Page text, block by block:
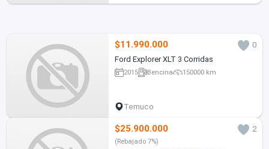
$11.990.000
0
Ford Explorer XLT 3 Corridas
2015 Bencina 150000 km
Temuco
$25.900.000 2
(Rebajado 7%)